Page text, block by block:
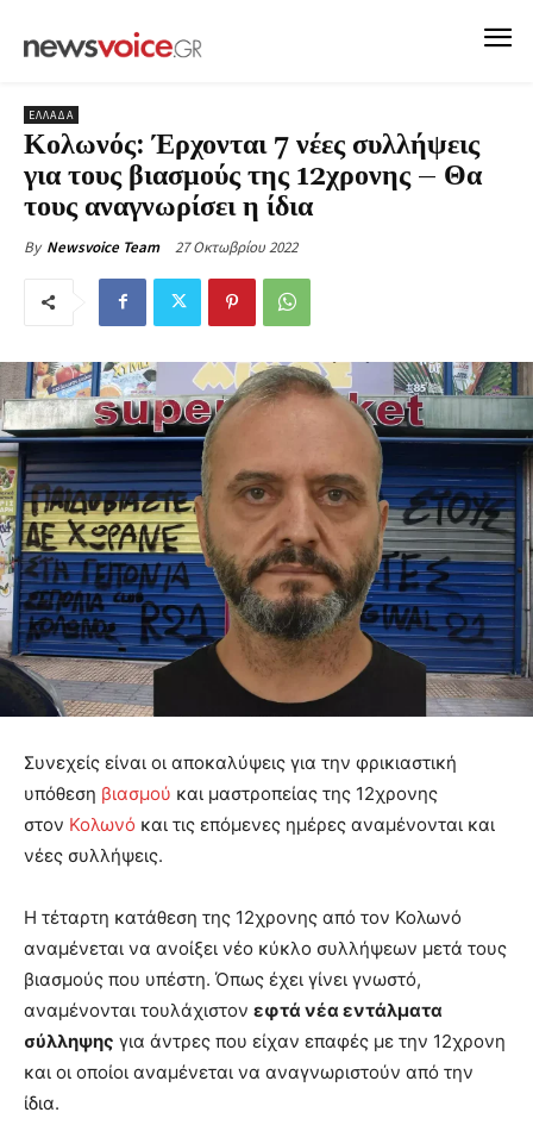
ΕΛΛΑΔΑ
Κολωνός: Έρχονται 7 νέες συλλήψεις
για τους βιασμούς της 12χρονης – Θα
τους αναγνωρίσει η ίδια
By Newsvoice Team 27 Οκτωβρίου 2022
Συνεχείς είναι οι αποκαλύψεις για την φρικιαστική
υπόθεση βιασμού και μαστροπείας της 12χρονης
στον Κολωνό και τις επόμενες ημέρες αναμένονται και
νέες συλλήψεις.
Η τέταρτη κατάθεση της 12χρονης από τον Κολωνό
αναμένεται να ανοίξει νέο κύκλο συλλήψεων μετά τους
βιασμούς που υπέστη. Όπως έχει γίνει γνωστό,
αναμένονται τουλάχιστον εφτά νέα εντάλματα
σύλληψης για άντρες που είχαν επαφές με την 12χρονη
και οι οποίοι αναμένεται να αναγνωριστούν από την
ίδια.